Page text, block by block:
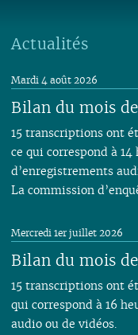
Actualités
Bilan du mois
Mardi 4 août 2026
15 transcriptions ont
ce qui correspond à
d’enregistrements
La commission
Bilan du mois
Mercredi 1er juillet 2026
15 transcriptions ont
qui correspond à 16
audio ou de vidéos.